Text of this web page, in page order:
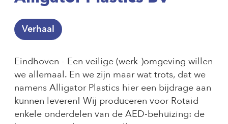
Verhaal
Eindhoven - Een veilige (werk-)omgeving willen
we allemaal. En we zijn maar wat trots, dat we
namens Alligator Plastics hier een bijdrage aan
kunnen leveren! Wij produceren voor Rotaid
enkele onderdelen van de AED-behuizing: de